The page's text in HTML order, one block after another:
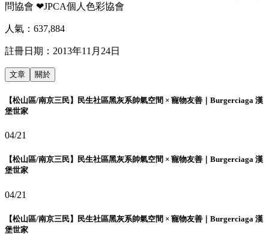
問協會 ❤JPCA個人色彩協會
人氣： 637,884
註冊日期： 2013年11月24日
文章 關於
【松山區/南京三民】民生社區黑灰系帥氣空間 × 寵物友善｜Burgerciaga 漢
堡世家
04/21
【松山區/南京三民】民生社區黑灰系帥氣空間 × 寵物友善｜Burgerciaga 漢
堡世家
04/21
【松山區/南京三民】民生社區黑灰系帥氣空間 × 寵物友善｜Burgerciaga 漢
堡世家